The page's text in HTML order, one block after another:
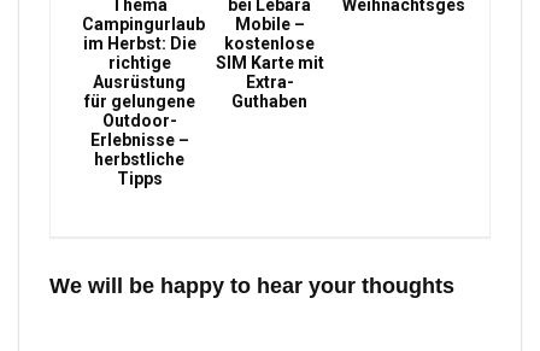
Thema
Campingurlaub
im Herbst: Die
richtige
Ausrüstung
für gelungene
Outdoor-
Erlebnisse –
herbstliche
Tipps
bei Lebara
Mobile –
kostenlose
SIM Karte mit
Extra-
Guthaben
Weihnachtsgeschenke
We will be happy to hear your thoughts